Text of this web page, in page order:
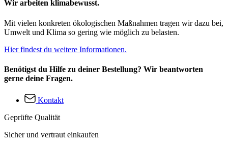
Wir arbeiten klimabewusst.
Mit vielen konkreten ökologischen Maßnahmen tragen wir dazu bei,
Umwelt und Klima so gering wie möglich zu belasten.
Hier findest du weitere Informationen.
Benötigst du Hilfe zu deiner Bestellung? Wir beantworten
gerne deine Fragen.
Kontakt
Geprüfte Qualität
Sicher und vertraut einkaufen